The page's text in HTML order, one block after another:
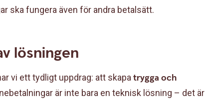
ska fungera även för andra betalsätt.
lösningen
vi ett tydligt uppdrag: att skapa trygga och
är inte bara en teknisk lösning – det är